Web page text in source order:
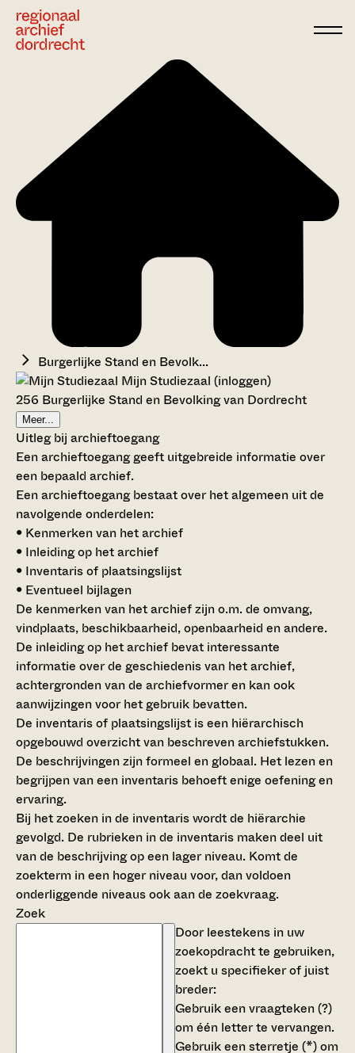
Burgerlijke Stand en Bevolk...
Mijn Studiezaal (inloggen)
256 Burgerlijke Stand en Bevolking van Dordrecht
Meer...
Uitleg bij archieftoegang
Een archieftoegang geeft uitgebreide informatie over
een bepaald archief.
Een archieftoegang bestaat over het algemeen uit de
navolgende onderdelen:
• Kenmerken van het archief
• Inleiding op het archief
• Inventaris of plaatsingslijst
• Eventueel bijlagen
De kenmerken van het archief zijn o.m. de omvang,
vindplaats, beschikbaarheid, openbaarheid en andere.
De inleiding op het archief bevat interessante
informatie over de geschiedenis van het archief,
achtergronden van de archiefvormer en kan ook
aanwijzingen voor het gebruik bevatten.
De inventaris of plaatsingslijst is een hiërarchisch
opgebouwd overzicht van beschreven archiefstukken.
De beschrijvingen zijn formeel en globaal. Het lezen en
begrijpen van een inventaris behoeft enige oefening en
ervaring.
Bij het zoeken in de inventaris wordt de hiërarchie
gevolgd. De rubrieken in de inventaris maken deel uit
van de beschrijving op een lager niveau. Komt de
zoekterm in een hoger niveau voor, dan voldoen
onderliggende niveaus ook aan de zoekvraag.
Zoek
Door leestekens in uw
zoekopdracht te gebruiken,
zoekt u specifieker of juist
breder:
Gebruik eenvraagteken (?)
om één letter te vervangen.
Gebruik eensterretje (*)om